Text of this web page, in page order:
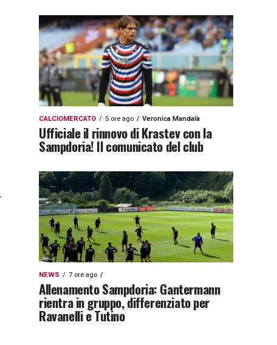
CALCIOMERCATO 5 ore ago Veronica Mandalà
Ufficiale il rinnovo di Krastev con la
Sampdoria! Il comunicato del club
NEWS 7 ore ago
Allenamento Sampdoria: Gantermann
rientra in gruppo, differenziato per
Ravanelli e Tutino